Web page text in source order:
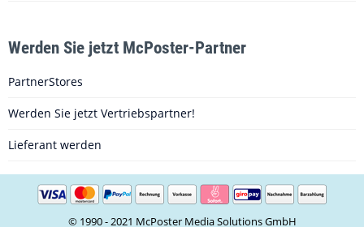
Werden Sie jetzt McPoster-Partner
PartnerStores
Werden Sie jetzt Vertriebspartner!
Lieferant werden
© 1990 - 2021 McPoster Media Solutions GmbH